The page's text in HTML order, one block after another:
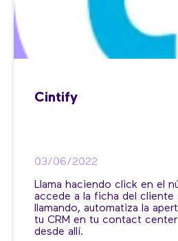
Cintify
03/06/2022
Llama haciendo click en el
accede a la ficha del cliente
llamando, automatiza la
tu CRM en tu contact center
desde allí.